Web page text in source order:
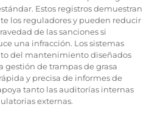
Estos registros demuestran
los reguladores y pueden reducir
de las sanciones si
una infracción. Los sistemas
del mantenimiento diseñados
gestión de trampas de grasa
y precisa de informes de
tanto las auditorías internas
externas.